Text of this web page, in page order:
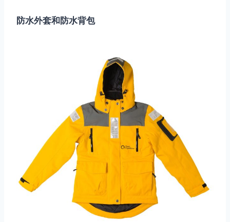
防水外套和防水背包